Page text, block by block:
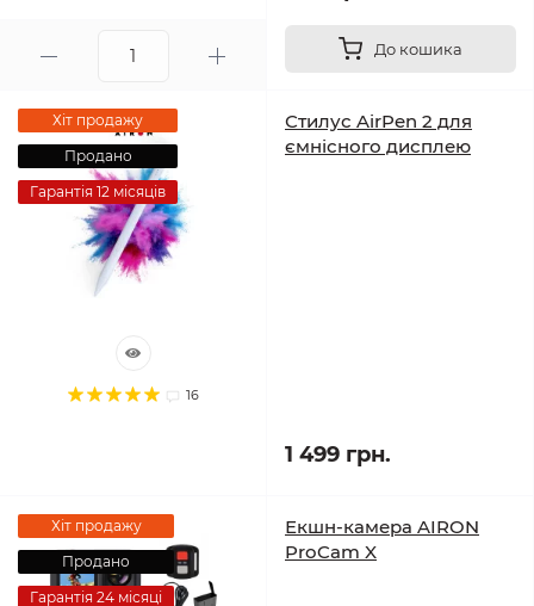
До кошика
Хіт продажу
Продано
Гарантія 12 місяців
16
Стилус AirPen 2 для
ємнісного дисплею
1 499 грн.
Хіт продажу
Продано
Гарантія 24 місяці
Екшн-камера AIRON
ProCam X